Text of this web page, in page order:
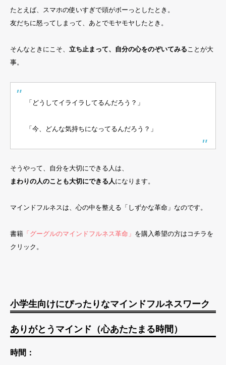
たとえば、スマホの使いすぎで頭がボーっとしたとき。
友だちに怒ってしまって、あとでモヤモヤしたとき。
そんなときにこそ、 立ち止まって、自分の心をのぞいてみる ことが大
事。
「どうしてイライラしてるんだろう？」
「今、どんな気持ちになってるんだろう？」
そうやって、自分を大切にできる人は、
まわりの人のことも大切にできる人 になります。
マインドフルネスは、心の中を整える「しずかな革命」なのです。
書籍 「グーグルのマインドフルネス革命」 を購入希望の方はコチラを
クリック。
小学生向けにぴったりなマインドフルネスワーク
ありがとうマインド（心あたたまる時間）
時間：